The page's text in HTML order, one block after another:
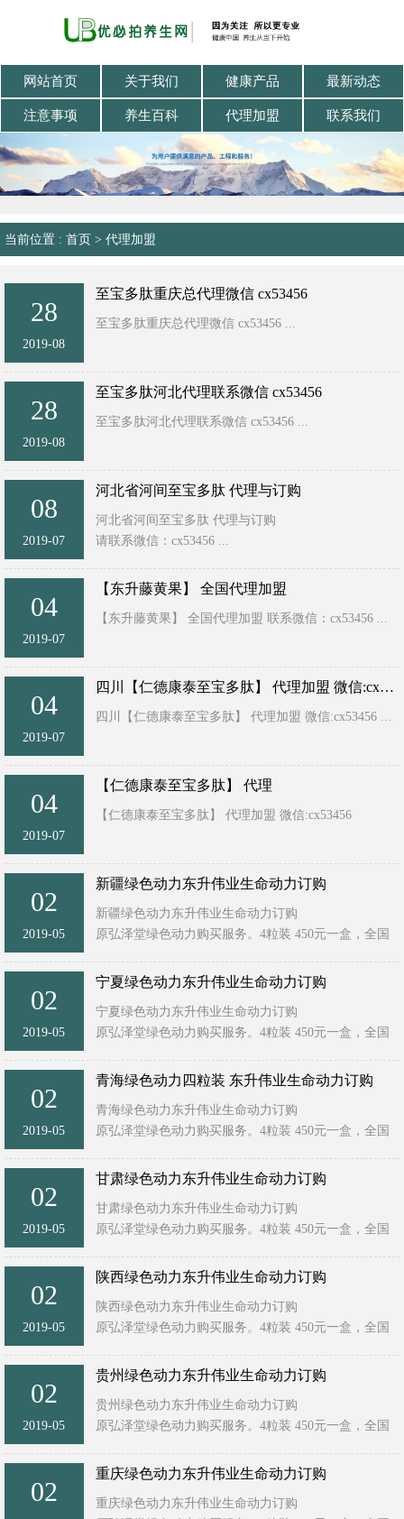
网站首页 关于我们 健康产品 最新动态
注意事项 养生百科 代理加盟 联系我们
当前位置 : 首页 > 代理加盟
28
2019-08
至宝多肽重庆总代理微信 cx53456
至宝多肽重庆总代理微信 cx53456 ...
28
2019-08
至宝多肽河北代理联系微信 cx53456
至宝多肽河北代理联系微信 cx53456 ...
08
2019-07
河北省河间至宝多肽 代理与订购
河北省河间至宝多肽 代理与订购
请联系微信：cx53456 ...
04
2019-07
【东升藤黄果】 全国代理加盟
【东升藤黄果】 全国代理加盟 联系微信：cx53456 ...
04
2019-07
四川【仁德康泰至宝多肽】 代理加盟 微信:cx53456
四川【仁德康泰至宝多肽】 代理加盟 微信:cx53456 ...
04
2019-07
【仁德康泰至宝多肽】 代理
【仁德康泰至宝多肽】 代理加盟 微信:cx53456
02
2019-05
新疆绿色动力东升伟业生命动力订购
新疆绿色动力东升伟业生命动力订购
原弘泽堂绿色动力购买服务。4粒装 450元一盒，全国
02
2019-05
宁夏绿色动力东升伟业生命动力订购
宁夏绿色动力东升伟业生命动力订购
原弘泽堂绿色动力购买服务。4粒装 450元一盒，全国
02
2019-05
青海绿色动力四粒装 东升伟业生命动力订购
青海绿色动力东升伟业生命动力订购
原弘泽堂绿色动力购买服务。4粒装 450元一盒，全国
02
2019-05
甘肃绿色动力东升伟业生命动力订购
甘肃绿色动力东升伟业生命动力订购
原弘泽堂绿色动力购买服务。4粒装 450元一盒，全国
02
2019-05
陕西绿色动力东升伟业生命动力订购
陕西绿色动力东升伟业生命动力订购
原弘泽堂绿色动力购买服务。4粒装 450元一盒，全国
02
2019-05
贵州绿色动力东升伟业生命动力订购
贵州绿色动力东升伟业生命动力订购
原弘泽堂绿色动力购买服务。4粒装 450元一盒，全国
02
重庆绿色动力东升伟业生命动力订购
重庆绿色动力东升伟业生命动力订购